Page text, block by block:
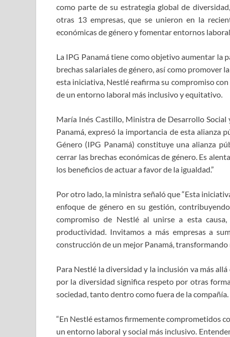
como parte de su estrategia global de
otras 13 empresas, que se unieron en la
económicas de género y fomentar entornos
La IPG Panamá tiene como objetivo aumentar la
brechas salariales de género, así como promover
esta iniciativa, Nestlé reafirma su compromiso
de un entorno laboral más inclusivo y equitativo.
María Inés Castillo, Ministra de Desarrollo
Panamá, expresó la importancia de esta alianza
Género (IPG Panamá) constituye una alianza
cerrar las brechas económicas de género. Es
los beneficios de actuar a favor de la igualdad.”
Por otro lado, la ministra señaló que “Esta
enfoque de género en su gestión,
compromiso de Nestlé al unirse a esta
productividad. Invitamos a más empresas a
construcción de un mejor Panamá,
Para Nestlé la diversidad y la inclusión va más
por la diversidad significa respeto por otras
sociedad, tanto dentro como fuera de la compañía.
“En Nestlé estamos firmemente comprometidos
un entorno laboral y social más inclusivo.